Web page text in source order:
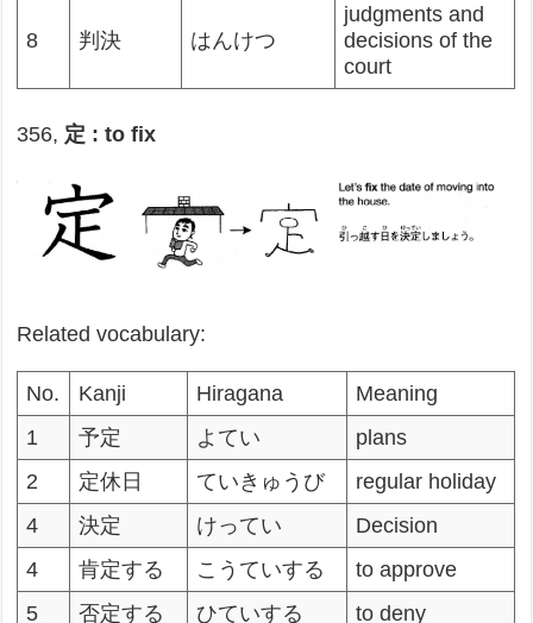
8 判決 はんけつ
judgments and
decisions of the
court
356, 定 : to fix
Related vocabulary:
No. Kanji Hiragana
Meaning
1
予定 よてい
plans
2
定休日 ていきゅうび
regular holiday
4
決定 けってい
Decision
4
肯定する こうていする
to approve
5
否定する ひていする to deny